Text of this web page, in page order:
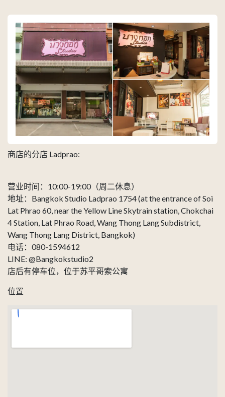
商店的分店 Ladprao:
营业时间：10:00-19:00（周二休息）
地址：Bangkok Studio Ladprao 1754 (at the entrance of Soi
Lat Phrao 60, near the Yellow Line Skytrain station, Chokchai
4 Station, Lat Phrao Road, Wang Thong Lang Subdistrict,
Wang Thong Lang District, Bangkok)
电话：080-1594612
LINE: @Bangkokstudio2
店后有停车位，位于苏平哥索公寓
位置​